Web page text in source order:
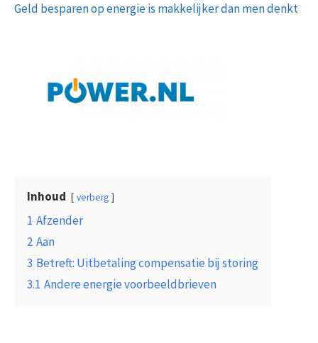
Geld besparen op energie is makkelijker dan men denkt
Inhoud verberg
1 Afzender
2 Aan
3 Betreft: Uitbetaling compensatie bij storing
3.1 Andere energie voorbeeldbrieven